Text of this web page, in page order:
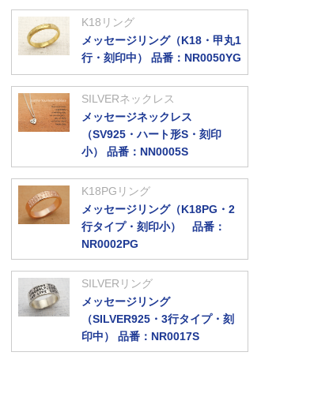
K18リング
メッセージリング（K18・甲丸1
行・刻印中） 品番：NR0050YG
SILVERネックレス
メッセージネックレス
（SV925・ハート形S・刻印
小） 品番：NN0005S
K18PGリング
メッセージリング（K18PG・2
行タイプ・刻印小） 品番：
NR0002PG
SILVERリング
メッセージリング
（SILVER925・3行タイプ・刻
印中） 品番：NR0017S